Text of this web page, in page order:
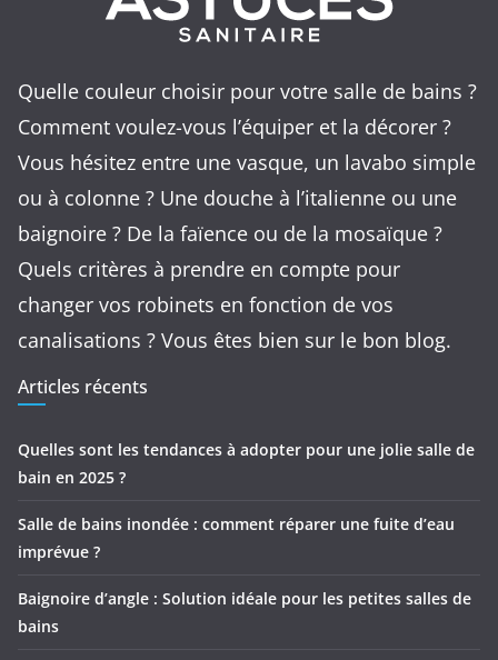
Quelle couleur choisir pour votre salle de bains ?
Comment voulez-vous l’équiper et la décorer ?
Vous hésitez entre une vasque, un lavabo simple
ou à colonne ? Une douche à l’italienne ou une
baignoire ? De la faïence ou de la mosaïque ?
Quels critères à prendre en compte pour
changer vos robinets en fonction de vos
canalisations ? Vous êtes bien sur le bon blog.
Articles récents
Quelles sont les tendances à adopter pour une jolie salle de
bain en 2025 ?
Salle de bains inondée : comment réparer une fuite d’eau
imprévue ?
Baignoire d’angle : Solution idéale pour les petites salles de
bains